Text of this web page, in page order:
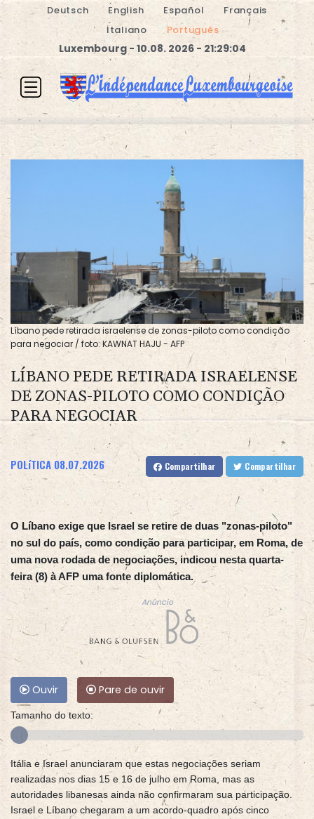
Deutsch English Español
Français
Italiano
Português
Luxembourg - 10.08. 2026 - 21:29:04
Líbano pede retirada israelense de zonas-piloto como condição
para negociar / foto: KAWNAT HAJU - AFP
LÍBANO PEDE RETIRADA ISRAELENSE
DE ZONAS-PILOTO COMO CONDIÇÃO
PARA NEGOCIAR
POLíTICA 08.07.2026 Compartilhar Compartilhar
O Líbano exige que Israel se retire de duas "zonas-piloto"
no sul do país, como condição para participar, em Roma, de
uma nova rodada de negociações, indicou nesta quarta-
feira (8) à AFP uma fonte diplomática.
Anúncio
Ouvir Pare de ouvir
Tamanho do texto:
Itália e Israel anunciaram que estas negociações seriam
realizadas nos dias 15 e 16 de julho em Roma, mas as
autoridades libanesas ainda não confirmaram sua participação.
Israel e Líbano chegaram a um acordo-quadro após cinco